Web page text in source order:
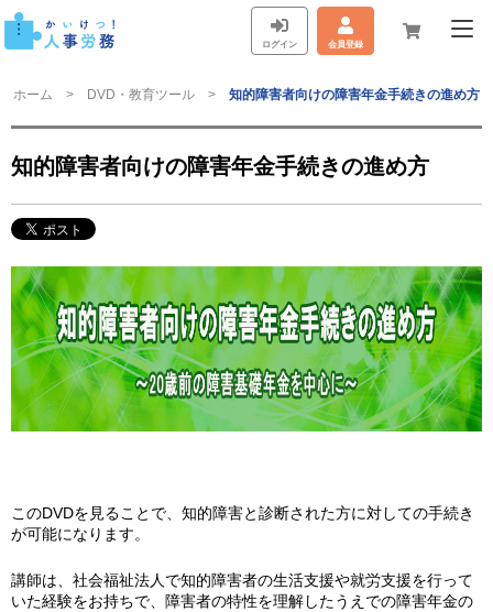
ログイン 会員登録
ホーム DVD・教育ツール 知的障害者向けの障害年金手続きの進め方
知的障害者向けの障害年金手続きの進め方
このDVDを見ることで、知的障害と診断された方に対しての手続き
が可能になります。
講師は、社会福祉法人で知的障害者の生活支援や就労支援を行って
いた経験をお持ちで、障害者の特性を理解したうえでの障害年金の